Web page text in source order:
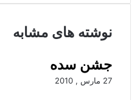
نوشته های مشابه
جشن سده
27 مارس , 2010